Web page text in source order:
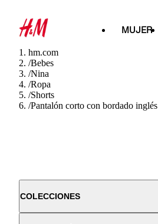
MUJER
hm.com
/Bebes
/Nina
/Ropa
/Shorts
/Pantalón corto con bordado inglés
COLECCIONES